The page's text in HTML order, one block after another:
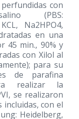
con
(PBS:
Na2HPO4,
en una
45 min., 90% y
con Xilol al
para su
de parafina
realizar la
se realizaron
incluidas, con el
Heidelberg,